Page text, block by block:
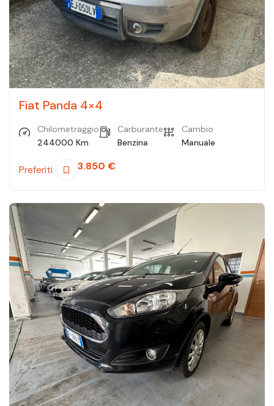
Fiat Panda 4×4
Chilometraggio
244000 Km
Carburante
Benzina
Cambio
Manuale
Preferiti 3.850 €